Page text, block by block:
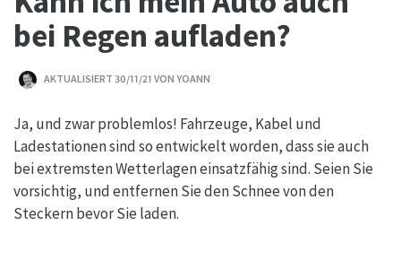
bei Regen aufladen?
AKTUALISIERT 30/11/21 VON YOANN
Ja, und zwar problemlos! Fahrzeuge, Kabel und
Ladestationen sind so entwickelt worden, dass sie auch
bei extremsten Wetterlagen einsatzfähig sind. Seien Sie
vorsichtig, und entfernen Sie den Schnee von den
Steckern bevor Sie laden.